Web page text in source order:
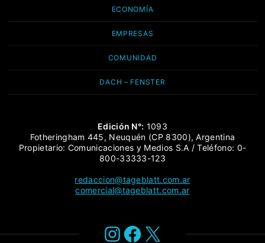
ECONOMÍA
EMPRESAS
COMUNIDAD
DACH – FENSTER
Edición N°: 1093
Fotheringham 445, Neuquén (CP 8300), Argentina
Propietario: Comunicaciones y Medios S.A / Teléfono: 0-
800-33333-123
redaccion@tageblatt.com.ar
comercial@tageblatt.com.ar
Instagram
Facebook
X